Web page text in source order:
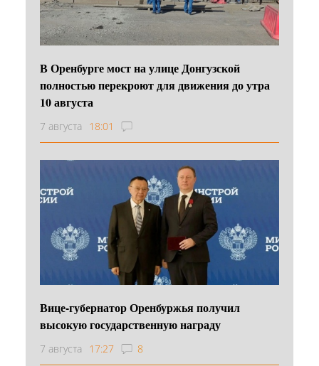
В Оренбурге мост на улице Донгузской
полностью перекроют для движения до утра
10 августа
7 августа 18:01
Вице-губернатор Оренбуржья получил
высокую государственную награду
7 августа 17:27 8